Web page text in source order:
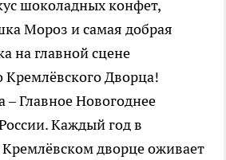
шоколадных конфет,
Мороз и самая добрая
на главной сцене
Кремлёвского Дворца!
– Главное Новогоднее
Каждый год в
Кремлёвском дворце оживает